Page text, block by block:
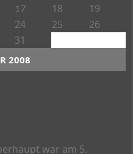
2008
17 18
19
24 25 26
31
war am 5.